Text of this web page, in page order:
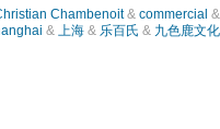
Chambenoit& commercial
& 上海 & 乐百氏 & 九色鹿文化